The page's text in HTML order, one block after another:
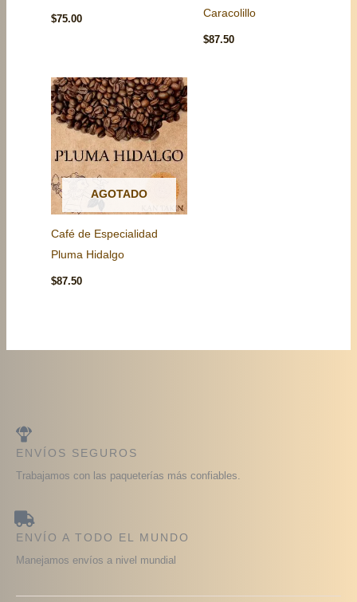
$75.00
Caracolillo
$87.50
AGOTADO
Café de Especialidad
Pluma Hidalgo
$87.50
ENVÍOS SEGUROS
Trabajamos con las paqueterías más confiables.
ENVÍO A TODO EL MUNDO
Manejamos envíos a nivel mundial